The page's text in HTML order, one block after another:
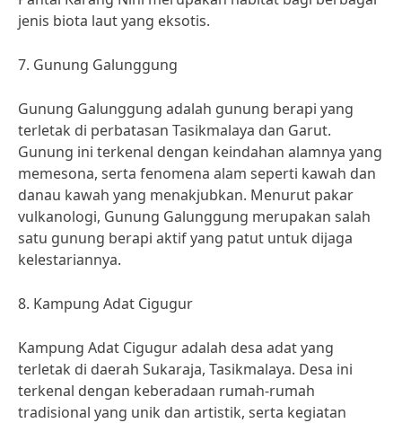
jenis biota laut yang eksotis.
7. Gunung Galunggung
Gunung Galunggung adalah gunung berapi yang
terletak di perbatasan Tasikmalaya dan Garut.
Gunung ini terkenal dengan keindahan alamnya yang
memesona, serta fenomena alam seperti kawah dan
danau kawah yang menakjubkan. Menurut pakar
vulkanologi, Gunung Galunggung merupakan salah
satu gunung berapi aktif yang patut untuk dijaga
kelestariannya.
8. Kampung Adat Cigugur
Kampung Adat Cigugur adalah desa adat yang
terletak di daerah Sukaraja, Tasikmalaya. Desa ini
terkenal dengan keberadaan rumah-rumah
tradisional yang unik dan artistik, serta kegiatan